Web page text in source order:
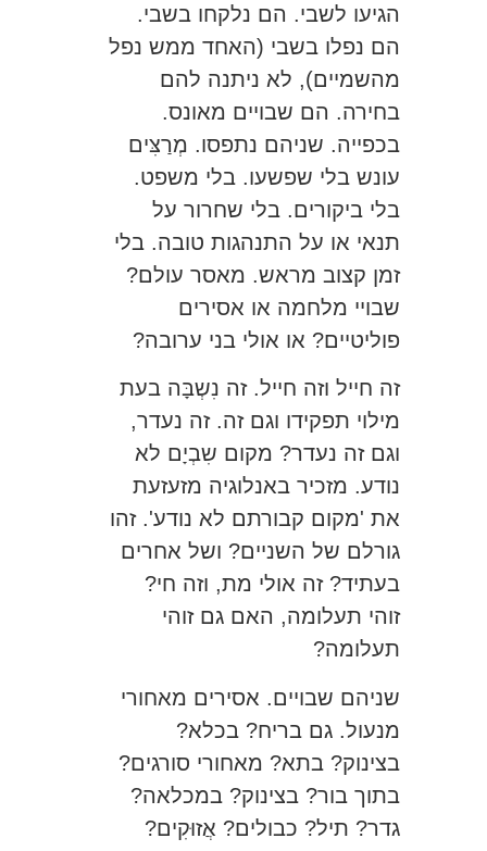
הגיעו לשבי. הם נלקחו בשבי.
הם נפלו בשבי (האחד ממש נפל
מהשמיים), לא ניתנה להם
בחירה. הם שבויים מאונס.
בכפייה. שניהם נתפסו. מְרַצִּים
עונש בלי שפשעו. בלי משפט.
בלי ביקורים. בלי שחרור על
תנאי או על התנהגות טובה. בלי
זמן קצוב מראש. מאסר עולם?
שבויי מלחמה או אסירים
פוליטיים? או אולי בני ערובה?
זה חייל וזה חייל. זה נִשְבָּה בעת
מילוי תפקידו וגם זה. זה נעדר,
וגם זה נעדר? מקום שִבְיָם לא
נודע. מזכיר באנלוגיה מזעזעת
את 'מקום קבורתם לא נודע'. זהו
גורלם של השניים? ושל אחרים
בעתיד? זה אולי מת, וזה חי?
זוהי תעלומה, האם גם זוהי
תעלומה?
שניהם שבויים. אסירים מאחורי
מנעול. גם בריח? בכלא?
בצינוק? בתא? מאחורי סורגים?
בתוך בור? בצינוק? במכלאה?
גדר? תיל? כבולים? אֲזוּקִים?